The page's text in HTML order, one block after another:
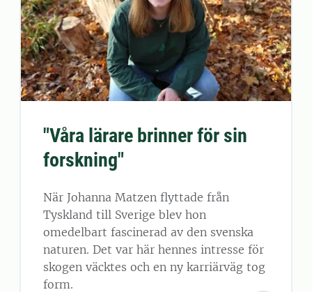
"Våra lärare brinner för sin
forskning"
När Johanna Matzen flyttade från
Tyskland till Sverige blev hon
omedelbart fascinerad av den svenska
naturen. Det var här hennes intresse för
skogen väcktes och en ny karriärväg tog
form.